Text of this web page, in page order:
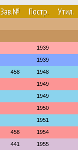
Зав.№ Постр. Утил.
1939
1939
458 1948
1949
1949
1950
1951
458 1954
441 1955